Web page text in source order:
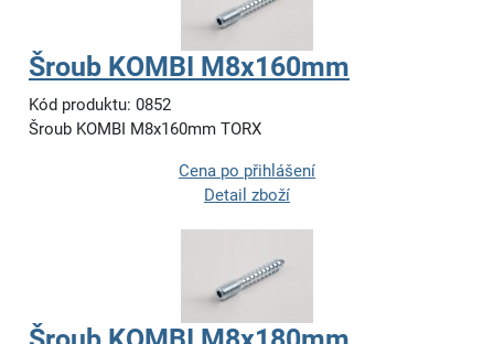
Šroub KOMBI M8x160mm
Kód produktu: 0852
Šroub KOMBI M8x160mm TORX
Cena po přihlášení
Detail zboží